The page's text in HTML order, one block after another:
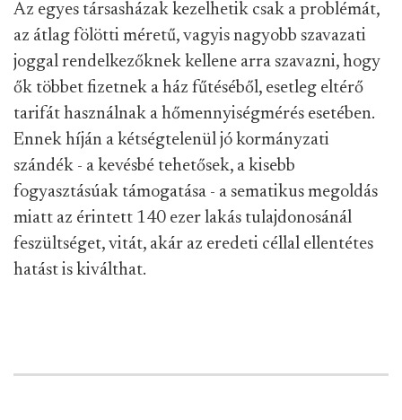
Az egyes társasházak kezelhetik csak a problémát,
az átlag fölötti méretű, vagyis nagyobb szavazati
joggal rendelkezőknek kellene arra szavazni, hogy
ők többet fizetnek a ház fűtéséből, esetleg eltérő
tarifát használnak a hőmennyiségmérés esetében.
Ennek híján a kétségtelenül jó kormányzati
szándék - a kevésbé tehetősek, a kisebb
fogyasztásúak támogatása - a sematikus megoldás
miatt az érintett 140 ezer lakás tulajdonosánál
feszültséget, vitát, akár az eredeti céllal ellentétes
hatást is kiválthat.